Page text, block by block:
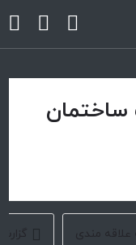
ساختمان
علاقه مندی